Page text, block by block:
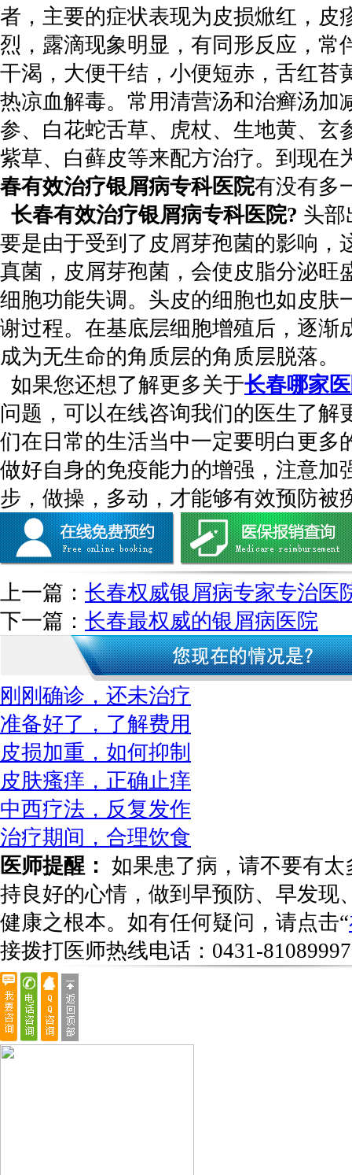
者，主要的症状表现为皮损焮红，皮
烈，露滴现象明显，有同形反应，常
干渴，大便干结，小便短赤，舌红苔
热凉血解毒。常用清营汤和治癣汤加
参、白花蛇舌草、虎杖、生地黄、玄
紫草、白藓皮等来配方治疗。到现在
春有效治疗银屑病专科医院有没有多
长春有效治疗银屑病专科医院? 头部
要是由于受到了皮屑芽孢菌的影响，
真菌，皮屑芽孢菌，会使皮脂分泌旺
细胞功能失调。头皮的细胞也如皮肤
谢过程。在基底层细胞增殖后，逐渐
成为无生命的角质层的角质层脱落。
如果您还想了解更多关于长春哪家
问题，可以在线咨询我们的医生了解
们在日常的生活当中一定要明白更多
做好自身的免疫能力的增强，注意加
步，做操，多动，才能够有效预防被
上一篇： 长春权威银屑病专家专治医
下一篇： 长春最权威的银屑病医院
刚刚确诊，还未治疗
准备好了，了解费用
皮损加重，如何抑制
皮肤瘙痒，正确止痒
中西疗法，反复发作
治疗期间，合理饮食
医师提醒： 如果患了病，请不要有
持良好的心情，做到早预防、早发现
健康之根本。如有任何疑问，请点击“
接拨打医师热线电话： 0431-81089997